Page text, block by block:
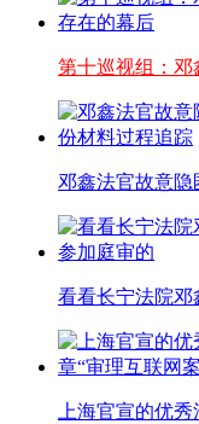
第十巡视组：邓
邓鑫法官故意隐
看看长宁法院邓
上海官宣的优